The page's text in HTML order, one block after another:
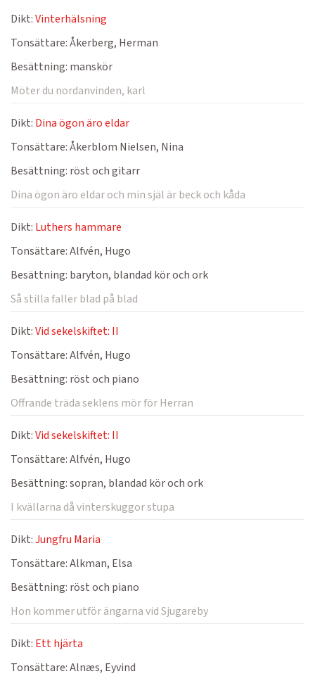
Dikt:Vinterhälsning
Tonsättare:Åkerberg, Herman
Besättning: manskör
Möter du nordanvinden, karl
Dikt: Dina ögon äro eldar
Tonsättare:Åkerblom Nielsen, Nina
Besättning: röst och gitarr
Dina ögon äro eldar och min själ är beck och kåda
Dikt: Luthers hammare
Tonsättare:Alfvén, Hugo
Besättning: baryton, blandad kör och ork
Så stilla faller blad på blad
Dikt:Vid sekelskiftet: II
Tonsättare:Alfvén, Hugo
Besättning: röst och piano
Offrande träda seklens mör för Herran
Dikt:Vid sekelskiftet: II
Tonsättare:Alfvén, Hugo
Besättning:sopran, blandad kör och ork
I kvällarna då vinterskuggor stupa
Dikt:Jungfru Maria
Tonsättare:Alkman, Elsa
Besättning: röst och piano
Hon kommer utför ängarna vid Sjugareby
Dikt: Ett hjärta
Tonsättare:Alnæs, Eyvind